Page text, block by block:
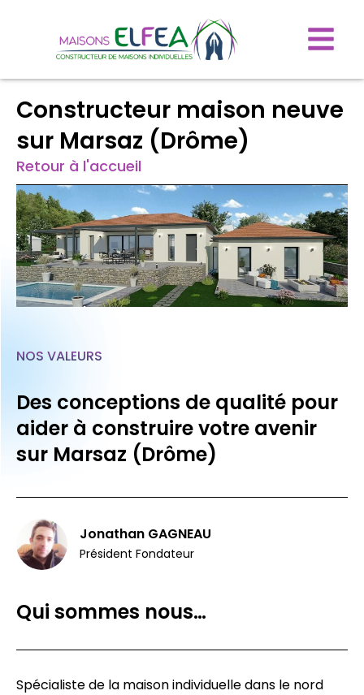
Constructeur maison neuve
sur Marsaz (Drôme)
Retour à l'accueil
Qui sommes nous…
Spécialiste de la maison individuelle dans le nord
NOS VALEURS
Des conceptions de qualité pour
aider à construire votre avenir
sur Marsaz (Drôme)
Jonathan GAGNEAU
Président Fondateur